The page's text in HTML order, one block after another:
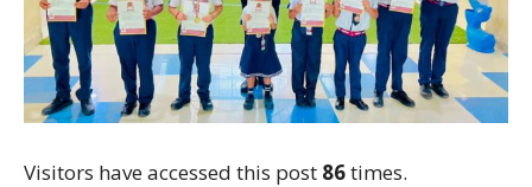
Visitors have accessed this post 86times.